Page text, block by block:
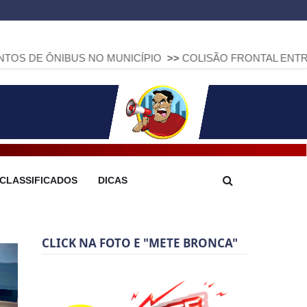
NO MUNICÍPIO >> COLISÃO FRONTAL ENTRE DUAS
CLASSIFICADOS DICAS
CLICK NA FOTO E "METE BRONCA"